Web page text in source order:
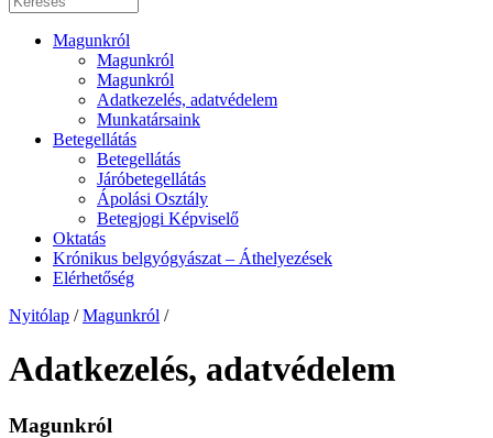
Magunkról
Magunkról
Magunkról
Adatkezelés, adatvédelem
Munkatársaink
Betegellátás
Betegellátás
Járóbetegellátás
Ápolási Osztály
Betegjogi Képviselő
Oktatás
Krónikus belgyógyászat – Áthelyezések
Elérhetőség
Nyitólap / Magunkról /
Adatkezelés, adatvédelem
Magunkról